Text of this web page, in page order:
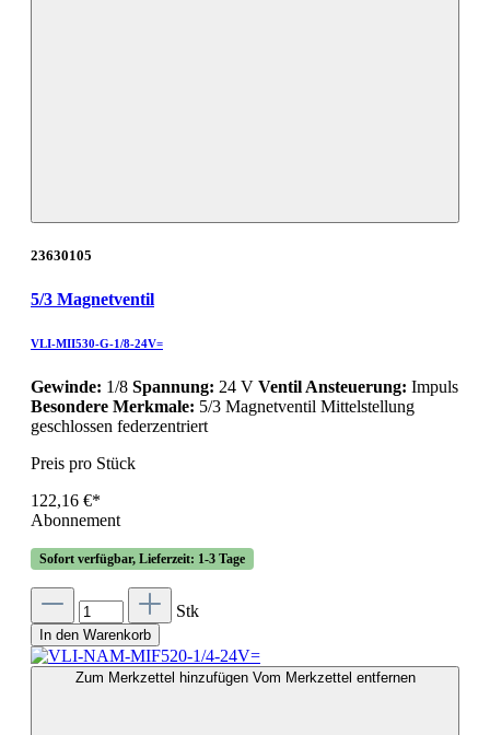
23630105
5/3 Magnetventil
VLI-MII530-G-1/8-24V=
Gewinde: 1/8 Spannung: 24 V Ventil Ansteuerung: Impuls
Besondere Merkmale: 5/3 Magnetventil Mittelstellung
geschlossen federzentriert
Preis pro Stück
122,16 €*
Abonnement
Sofort verfügbar, Lieferzeit: 1-3 Tage
Stk
In den Warenkorb
Zum Merkzettel hinzufügen Vom Merkzettel entfernen